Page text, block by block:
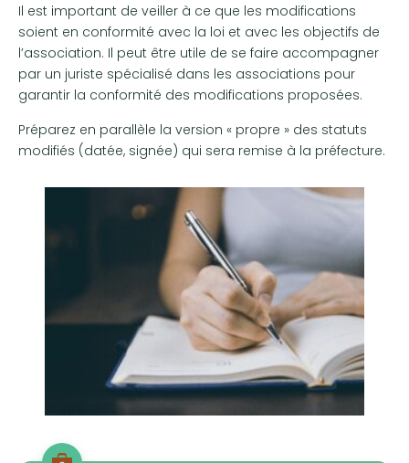
Il est important de veiller à ce que les modifications
soient en conformité avec la loi et avec les objectifs de
l’association. Il peut être utile de se faire accompagner
par un juriste spécialisé dans les associations pour
garantir la conformité des modifications proposées.
Préparez en parallèle la version « propre » des statuts
modifiés (datée, signée) qui sera remise à la préfecture.